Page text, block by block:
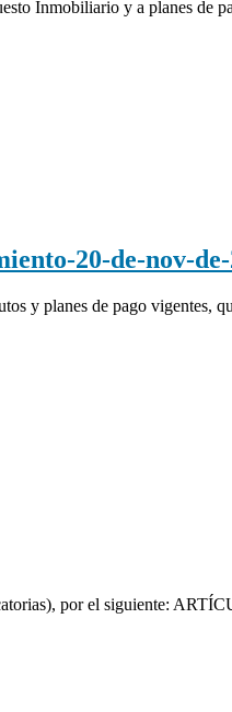
Inmobiliario y a planes de
20-de-nov-de-
y planes de pago vigentes,
por el siguiente: